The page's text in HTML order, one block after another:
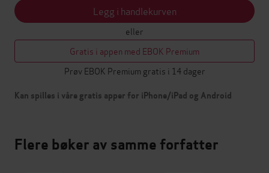
Legg i handlekurven
eller
Gratis i appen med EBOK Premium
Prøv EBOK Premium gratis i 14 dager
Kan spilles i våre gratis apper for iPhone/iPad og Android
Flere bøker av samme forfatter